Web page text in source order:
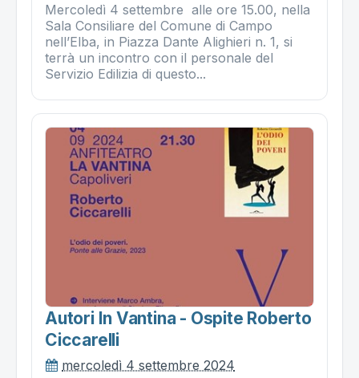
Mercoledì 4 settembre alle ore 15.00, nella
Sala Consiliare del Comune di Campo
nell’Elba, in Piazza Dante Alighieri n. 1, si
terrà un incontro con il personale del
Servizio Edilizia di questo...
Autori In Vantina - Ospite Roberto
Ciccarelli
mercoledì 4 settembre 2024